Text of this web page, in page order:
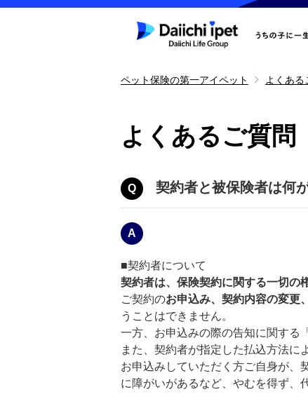
ペット保険の第一アイペット よくある
よくあるご質問
契約者と被保険者は何
■契約者について
契約者は、保険契約に関する一切の
ご契約のお申込み、契約内容の変更
うことはできません。
一方、お申込みの際の告知に関する「
また、契約者が指定した払込方法に
お申込みしていただく方ご自身が、
に障がいがあるなど、やむを得ず、